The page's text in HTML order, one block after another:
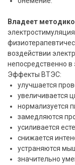
Владеет
воздействии
непосредственно в
Эффекты ВТЭС:
улучшается
увеличивается
нормализуется
замедляются
усиливается
снижается
устраняются
значительно